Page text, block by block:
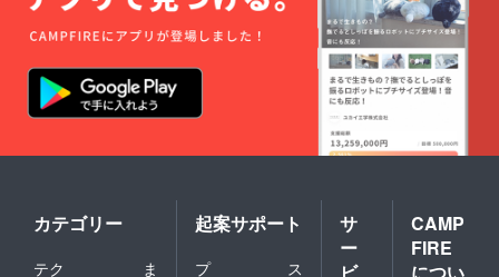
カテゴリー
テク
ま
起案サポート
プ
ス
サ
ー
CAMP
FIRE